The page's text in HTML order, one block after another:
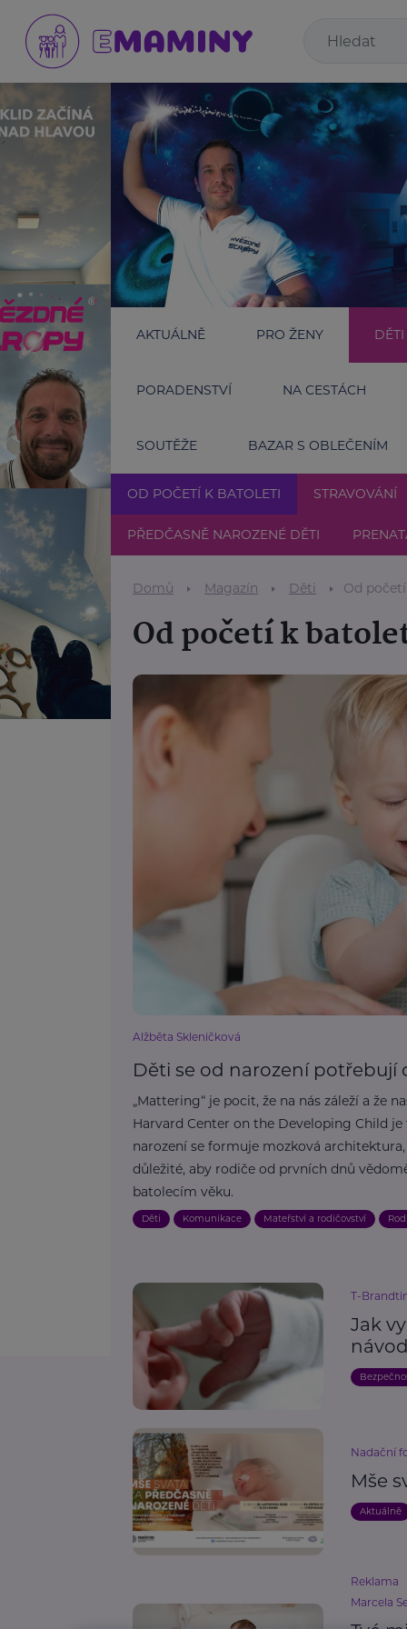
AKTUÁLNĚ PRO ŽENY DĚTI
PORADENSTVÍ NA CESTÁCH
SOUTĚŽE BAZAR S OBLEČENÍM
OD POČETÍ K BATOLETI STRAVOVÁNÍ
PŘEDČASNĚ NAROZENÉ DĚTI
Domů Magazín Děti Od
Od početí k
Alžběta Skleničková
Děti se od narození potřebují
„Mattering“ je pocit, že na nás záleží a že
Harvard Center on the Developing Child
narození se formuje mozková
důležité, aby rodiče od prvních dnů
batolecím věku.
Děti Komunikace Mateřství a rodičovství
T-
Jak
Nadační
Mše
Aktuálně
Reklama
Marcela